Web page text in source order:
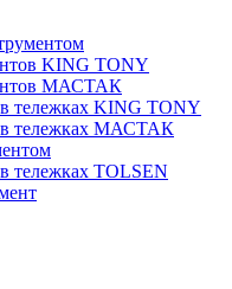
KING TONY
МАСТАК
тележках KING TONY
в тележках МАСТАК
тележках TOLSEN